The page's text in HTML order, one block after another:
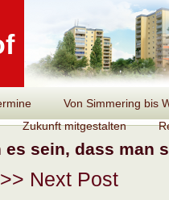
Von Simmering bis
Zukunft mitgestalten
es sein, dass man
>> Next Post